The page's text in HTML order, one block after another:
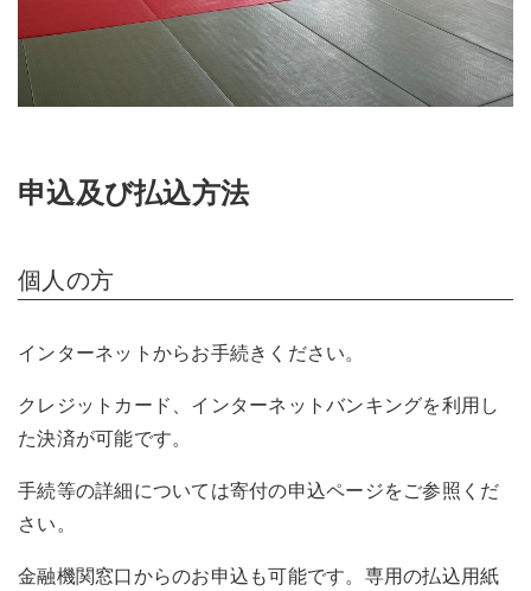
申込及び払込方法
個人の方
インターネットからお手続きください。
クレジットカード、インターネットバンキングを利用し
た決済が可能です。
手続等の詳細については寄付の申込ページをご参照くだ
さい。
金融機関窓口からのお申込も可能です。専用の払込用紙